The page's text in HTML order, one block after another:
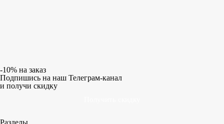
ношения. Когда адаптация завершится,
все неприятные ощущения исчезнут.
-10% на заказ
Подпишись на наш Телеграм-канал
и получи скидку
Разделы